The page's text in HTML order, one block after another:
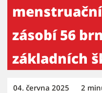
zásobí 56
základních
04. června 2025 2